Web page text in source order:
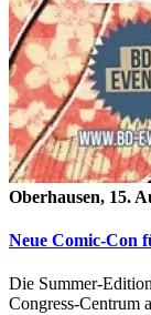
Oberhausen, 15.
Neue Comic-Con
Die Summer-
Congress-Centrum